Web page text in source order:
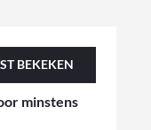
BEKEKEN
minstens